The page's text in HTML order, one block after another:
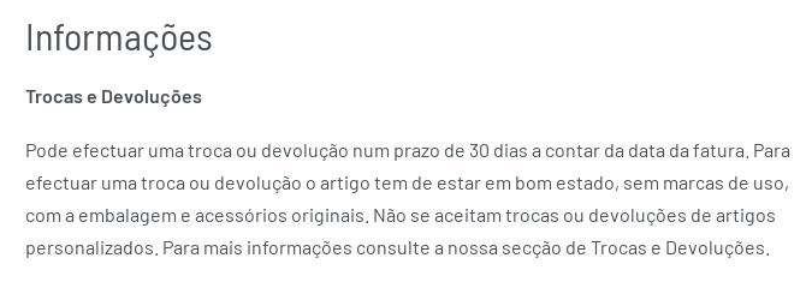
Informações
Trocas e Devoluções
Pode efectuar uma troca ou devolução num prazo de 30 dias a contar da data da fatura. Para
efectuar uma troca ou devolução o artigo tem de estar em bom estado, sem marcas de uso,
com a embalagem e acessórios originais. Não se aceitam trocas ou devoluções de artigos
personalizados. Para mais informações consulte a nossa secção de Trocas e Devoluções.